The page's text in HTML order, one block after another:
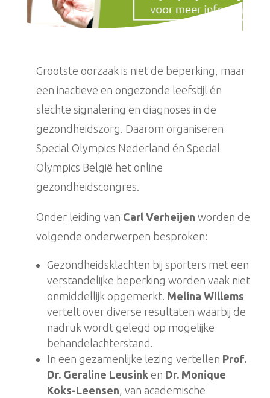
Grootste oorzaak is niet de beperking, maar
een inactieve en ongezonde leefstijl én
slechte signalering en diagnoses in de
gezondheidszorg. Daarom organiseren
Special Olympics Nederland én Special
Olympics België het online
gezondheidscongres.
Onder leiding van Carl Verheijen worden de
volgende onderwerpen besproken:
Gezondheidsklachten bij sporters met een
verstandelijke beperking worden vaak niet
onmiddellijk opgemerkt. Melina Willems
vertelt over diverse resultaten waarbij de
nadruk wordt gelegd op mogelijke
behandelachterstand.
In een gezamenlijke lezing vertellen Prof.
Dr. Geraline Leusinken Dr. Monique
Koks-Leensen , van academische